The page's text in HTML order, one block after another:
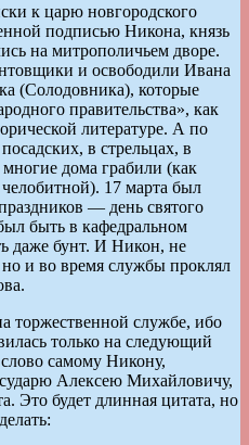
к царю новгородского
подписью Никона, князь
на митрополичьем дворе.
и освободили Ивана
(Солодовника), которые
правительства», как
литературе. А по
в стрельцах, в
дома грабили (как
17 марта был
— день святого
быть в кафедральном
даже бунт. И Никон, не
и во время службы проклял
торжественной службе, ибо
только на следующий
самому Никону,
Алексею Михайловичу,
Это будет длинная цитата, но